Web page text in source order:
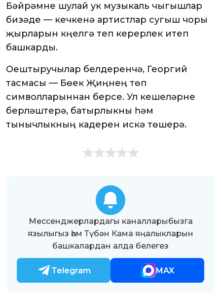
Бәйрәмне шулай ук музыкаль чыгышлар
бизәде — кечкенә артистлар сугыш чоры
җырларын күңелгә үтеп керерлек итеп
башкарды.
Оештыручылар белдерүенчә, Георгий
тасмасы — Бөек Җиңүнең төп
символларыннан берсе. Ул кешеләрне
берләштерә, батырлыкны һәм
тынычлыкның кадерен искә төшерә.
Мессенджерлардагы каналларыбызга
язылыгыз һәм Түбән Кама яңалыкларын
башкалардан алда белегез
Telegram MAX